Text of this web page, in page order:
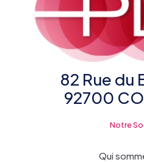
82 Rue du
92700
Notre
Qui